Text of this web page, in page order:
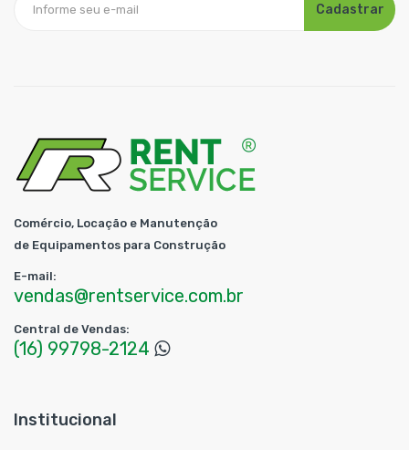
Cadastrar
Comércio, Locação e Manutenção
de Equipamentos para Construção
E-mail:
vendas@rentservice.com.br
Central de Vendas:
(16) 99798-2124
Institucional